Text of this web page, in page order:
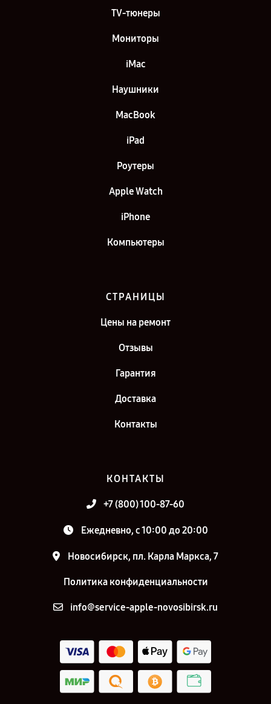
TV-тюнеры
Мониторы
iMac
Наушники
MacBook
iPad
Роутеры
Apple Watch
iPhone
Компьютеры
СТРАНИЦЫ
Цены на ремонт
Отзывы
Гарантия
Доставка
Контакты
КОНТАКТЫ
+7 (800) 100-87-60
Ежедневно, с 10:00 до 20:00
Новосибирск, пл. Карла Маркса, 7
Политика конфиденциальности
info@service-apple-novosibirsk.ru